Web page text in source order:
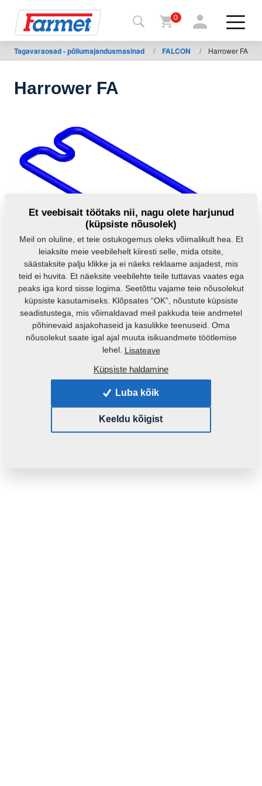
Farmeti
masinad
Allalaadimiseks
0
Tagavaraosad - põllumajandusmasinad / FALCON / Harrower FA
Harrower FA
3002952
See varuosa sobib ka järgmistele masinatele:
0,8060 Kg
Et veebisait töötaks nii, nagu olete harjunud
(küpsiste nõusolek)
Meil on oluline, et teie ostukogemus oleks võimalikult hea. Et
leiaksite meie veebilehelt kiiresti selle, mida otsite,
säästaksite palju klikke ja ei näeks reklaame asjadest, mis
teid ei huvita. Et näeksite veebilehte teile tuttavas vaates ega
peaks iga kord sisse logima. Seetõttu vajame teie nõusolekut
küpsiste kasutamiseks. Klõpsates “OK”, nõustute küpsiste
seadistustega, mis võimaldavad meil pakkuda teie andmetel
põhinevaid asjakohaseid ja kasulikke teenuseid. Oma
nõusolekut saate igal ajal muuta isikuandmete töötlemise
lehel. Lisateave
Küpsiste haldamine
Luba kõik
Keeldu kõigist